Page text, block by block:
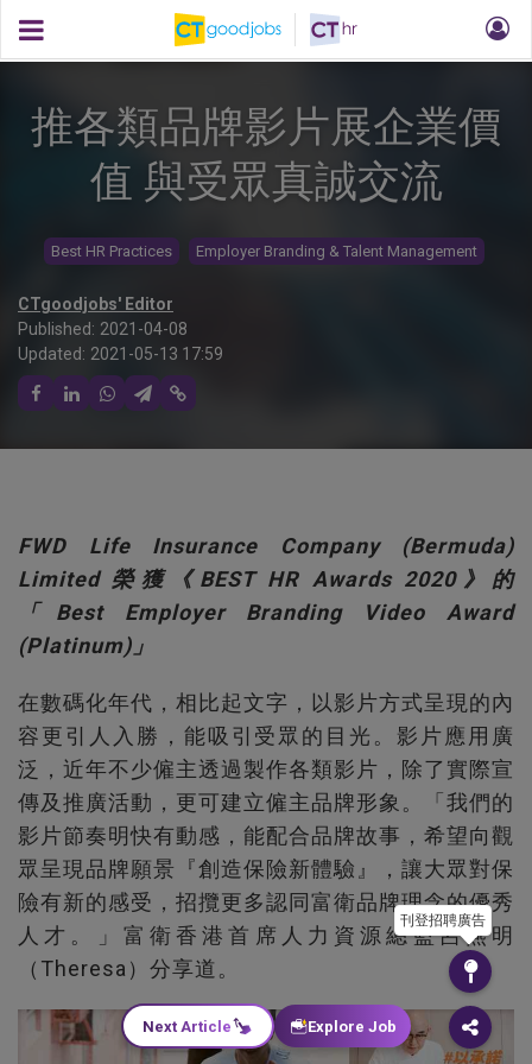
推各類品牌影片展企業價
值 與受眾真誠交流
Best HR Practices Employer Branding & Talent Management
CTgoodjobs' Editor
Published: 2021-04-08
Updated: 2021-05-13 17:59
FWD Life Insurance Company (Bermuda)
Limited 榮獲《BEST HR Awards 2020》的
「Best Employer Branding Video Award
(Platinum)」
在數碼化年代，相比起文字，以影片方式呈現的內
容更引人入勝，能吸引受眾的目光。影片應用廣
泛，近年不少僱主透過製作各類影片，除了實際宣
傳及推廣活動，更可建立僱主品牌形象。「我們的
影片節奏明快有動感，能配合品牌故事，希望向觀
眾呈現品牌願景『創造保險新體驗』，讓大眾對保
險有新的感受，招攬更多認同富衛品牌理念的優秀
人才。」富衛香港首席人力資源總監呂燕明
（Theresa）分享道。
刊登招聘廣告
Next Article Explore Job